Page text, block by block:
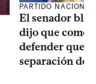
PARTIDO NACIONAL
El senador
dijo que como
defender que
separación de